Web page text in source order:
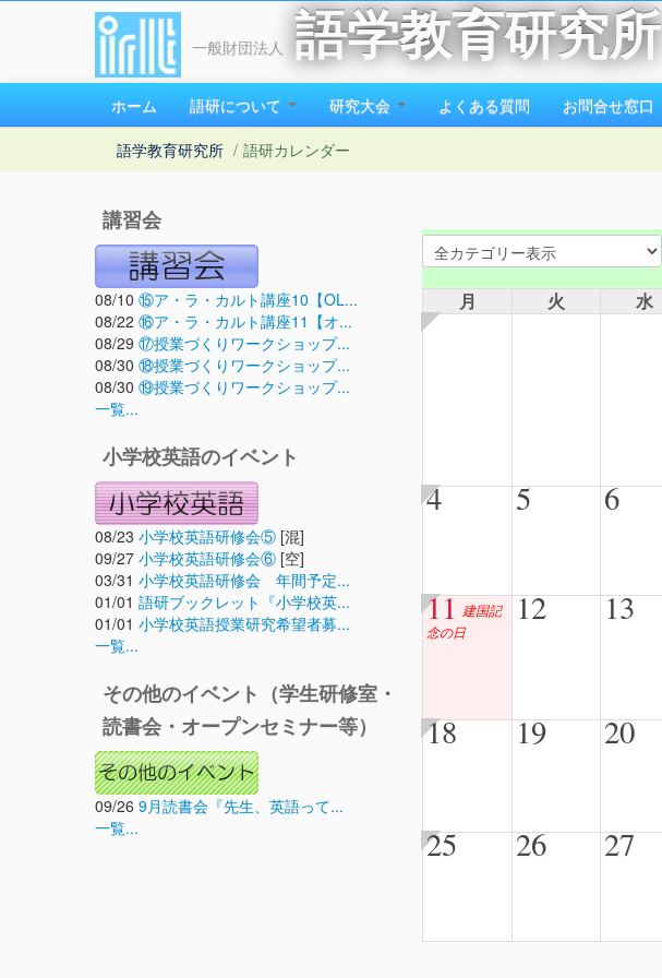
一般財団法人 語学教育研究所
ホーム 語研について 研究大会 よくある質問 お問合せ窓口
語学教育研究所 / 語研カレンダー
講習会
08/10 ⑮ア・ラ・カルト講座10【OL...
08/22 ⑯ア・ラ・カルト講座11【オ...
08/29 ⑰授業づくりワークショップ...
08/30 ⑱授業づくりワークショップ...
08/30 ⑲授業づくりワークショップ...
一覧...
小学校英語のイベント
08/23 小学校英語研修会⑤ [混]
09/27 小学校英語研修会⑥ [空]
03/31 小学校英語研修会 年間予定...
01/01 語研ブックレット『小学校英...
01/01 小学校英語授業研究希望者募...
一覧...
その他のイベント（学生研修室・
読書会・オープンセミナー等）
09/26 9月読書会『先生、英語って...
一覧...
月 火 水
4 5 6
11 建国記
念の日
12 13
18 19 20
25 26 27